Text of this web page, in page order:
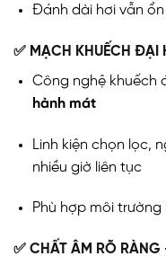
Đánh dài hơi vẫn
✅ MẠCH KHUẾCH ĐẠI
Công nghệ khuếch
hành mát
Linh kiện chọn lọc,
nhiều giờ liên tục
Phù hợp môi
✅ CHẤT ÂM RÕ RÀNG